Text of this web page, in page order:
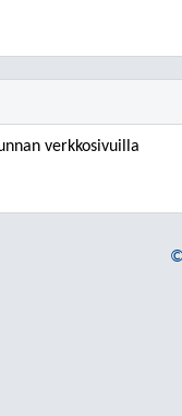
verkkosivuilla